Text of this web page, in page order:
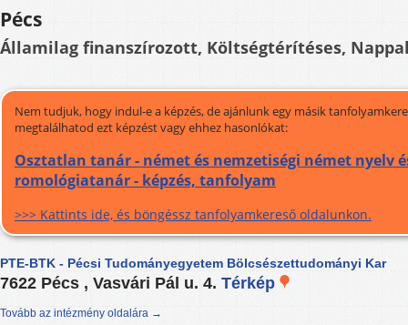
Pécs
Államilag finanszírozott, Költségtérítéses,
Nem tudjuk, hogy indul-e a képzés, de ajánlunk egy másik
megtalálhatod ezt képzést vagy ehhez hasonlókat:
Osztatlan tanár - német és nemzetiségi német nyelv
romológiatanár - képzés, tanfolyam
>>> Kattints ide, és böngéssz tanfolyamkereső oldalunkon.
PTE-BTK - Pécsi Tudományegyetem Bölcsészettudományi Kar
7622 Pécs , Vasvári Pál u. 4. Térkép
Tovább az intézmény oldalára →